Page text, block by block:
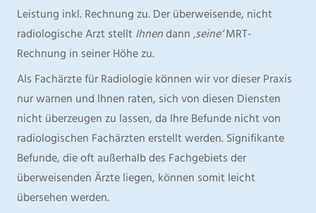
Leistung inkl. Rechnung zu. Der überweisende, nicht
radiologische Arzt stelltIhnendann‚seine‘MRT-
Rechnung in seiner Höhe zu.
Als Fachärzte für Radiologie können wir vor dieser Praxis
nur warnen und Ihnen raten, sich von diesen Diensten
nicht überzeugen zu lassen, da Ihre Befunde nicht von
radiologischen Fachärzten erstellt werden. Signifikante
Befunde, die oft außerhalb des Fachgebiets der
überweisenden Ärzte liegen, können somit leicht
übersehen werden.